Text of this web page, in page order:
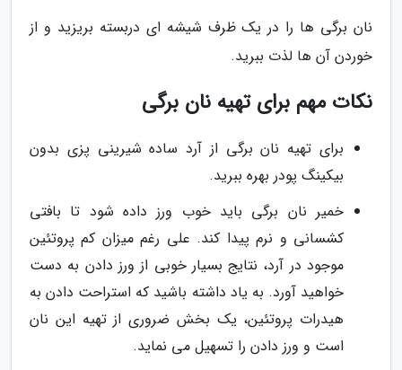
نان برگی ها را در یک ظرف شیشه ای دربسته بریزید و از
خوردن آن ها لذت ببرید.
نکات مهم برای تهیه نان برگی
برای تهیه نان برگی از آرد ساده شیرینی پزی بدون
بیکینگ پودر بهره ببرید.
خمیر نان برگی باید خوب ورز داده شود تا بافتی
کشسانی و نرم پیدا کند. علی رغم میزان کم پروتئین
موجود در آرد، نتایج بسیار خوبی از ورز دادن به دست
خواهید آورد. به یاد داشته باشید که استراحت دادن به
هیدرات پروتئین، یک بخش ضروری از تهیه این نان
است و ورز دادن را تسهیل می نماید.